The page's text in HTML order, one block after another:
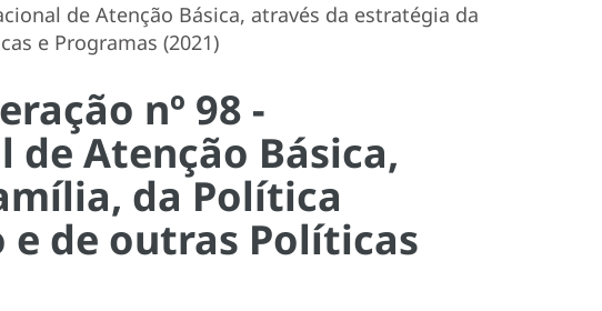
de Atenção Básica, através da estratégia da
e Programas (2021)
nº 98 -
Atenção Básica,
da Política
de outras Políticas